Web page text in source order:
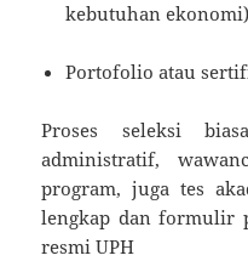
kebutuhan ekonomi)
Portofolio atau
Proses seleksi
administratif,
program, juga tes
lengkap dan formulir
resmi UPH